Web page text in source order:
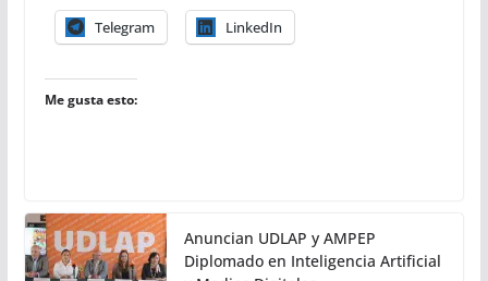
Telegram LinkedIn
Me gusta esto:
Anuncian UDLAP y AMPEP
Diplomado en Inteligencia Artificial